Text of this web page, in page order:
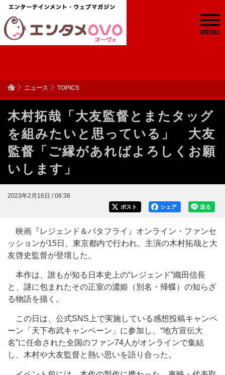
MENU
ニュース TOPICS
木村拓哉「大友監督とまたタッグ
を組みたいと思っている」 大友
監督「ご縁があればよろしくお願
いします」
2023年2月16日 / 06:38
送る
シェア
ポスト
映画『レジェンド＆バタフライ』オンライン・ファンセ
ッションが15日、東京都内で行われ、主演の木村拓哉と大
友啓史監督が登壇した。
本作は、誰もが知る日本史上の“レジェンド”織田信長
と、謎に包まれたその正室の濃姫（別名・帰蝶）の知らざ
る物語を描く。
この日は、公式SNS上で実施している感想投稿キャンペ
ーン「天下布武キャンペーン」に参加し、“地方宣伝大
名”に任命された全国のファン74人がオンラインで集結
し、木村や大友監督と熱い思いを語り合った。